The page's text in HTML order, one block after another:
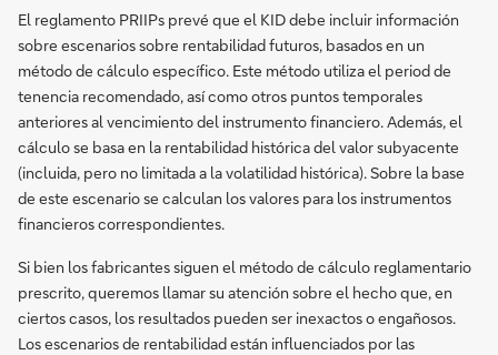
El reglamento PRIIPs prevé que el KID debe incluir información
sobre escenarios sobre rentabilidad futuros, basados en un
método de cálculo específico. Este método utiliza el period de
tenencia recomendado, así como otros puntos temporales
anteriores al vencimiento del instrumento financiero. Además, el
cálculo se basa en la rentabilidad histórica del valor subyacente
(incluida, pero no limitada a la volatilidad histórica). Sobre la base
de este escenario se calculan los valores para los instrumentos
financieros correspondientes.
Si bien los fabricantes siguen el método de cálculo reglamentario
prescrito, queremos llamar su atención sobre el hecho que, en
ciertos casos, los resultados pueden ser inexactos o engañosos.
Los escenarios de rentabilidad están influenciados por las